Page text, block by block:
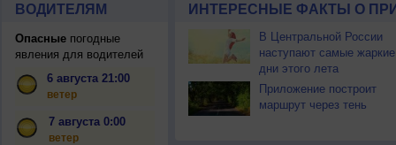
ВОДИТЕЛЯМ
Опасныепогодные
явления для водителей
6 августа 21:00
ветер
7 августа 0:00
ветер
ИНТЕРЕСНЫЕ ФАКТЫ О
В Центральной России
наступают самые жаркие
дни этого лета
Приложение построит
маршрут через тень